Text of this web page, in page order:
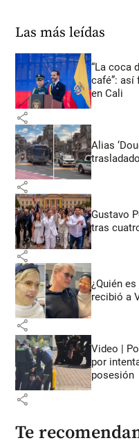
Las más leídas
“La coca
café”: así
en Cali
share
Alias
share
Gustavo
tras
share
¿Quién
recibió a
share
Video |
por
posesión
share
Te